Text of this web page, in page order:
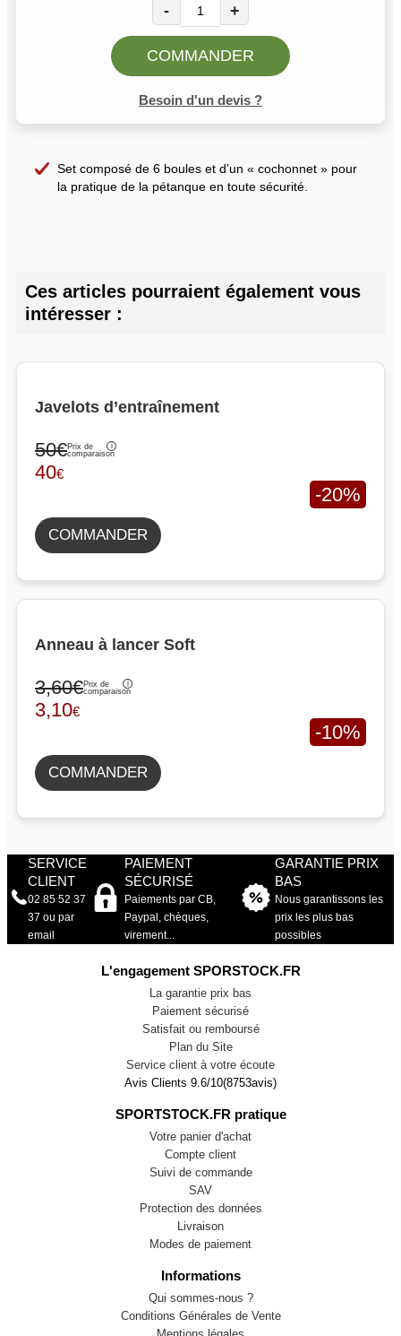
- +
COMMANDER
Besoin d'un devis ?
Set composé de 6 boules et d’un « cochonnet » pour
la pratique de la pétanque en toute sécurité.
Ces articles pourraient également vous
intéresser :
Javelots d’entraînement
50€Prix de
comparaison
40€
-20%
COMMANDER
Anneau à lancer Soft
3,60€Prix de
comparaison
3,10€
-10%
COMMANDER
SERVICE
CLIENT
02 85 52 37
37 ou par
email
PAIEMENT
SÉCURISÉ
Paiements par CB,
Paypal, chèques,
virement...
GARANTIE PRIX
BAS
Nous garantissons les
prix les plus bas
possibles
L'engagement SPORSTOCK.FR
La garantie prix bas
Paiement sécurisé
Satisfait ou remboursé
Plan du Site
Service client à votre écoute
Avis Clients 9.6/10(8753avis)
SPORTSTOCK.FR pratique
Votre panier d'achat
Compte client
Suivi de commande
SAV
Protection des données
Livraison
Modes de paiement
Informations
Qui sommes-nous ?
Conditions Générales de Vente